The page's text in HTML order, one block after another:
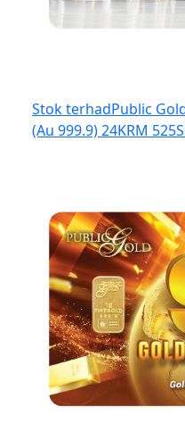
Stok terhadPublic
(Au 999.9) 24KRM 525